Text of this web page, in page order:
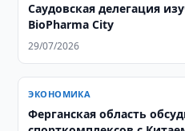
Саудовская делегация
BioPharma City
29/07/2026
ЭКОНОМИКА
Ферганская область